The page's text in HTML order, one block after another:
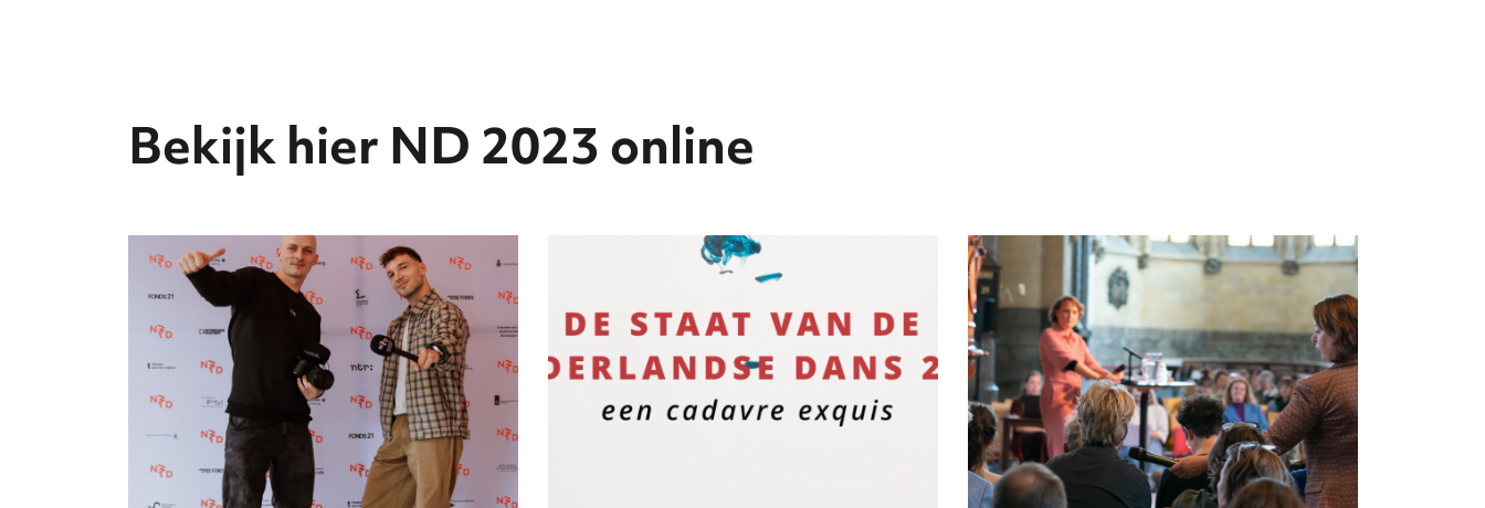
Bekijk hier ND 2023 online